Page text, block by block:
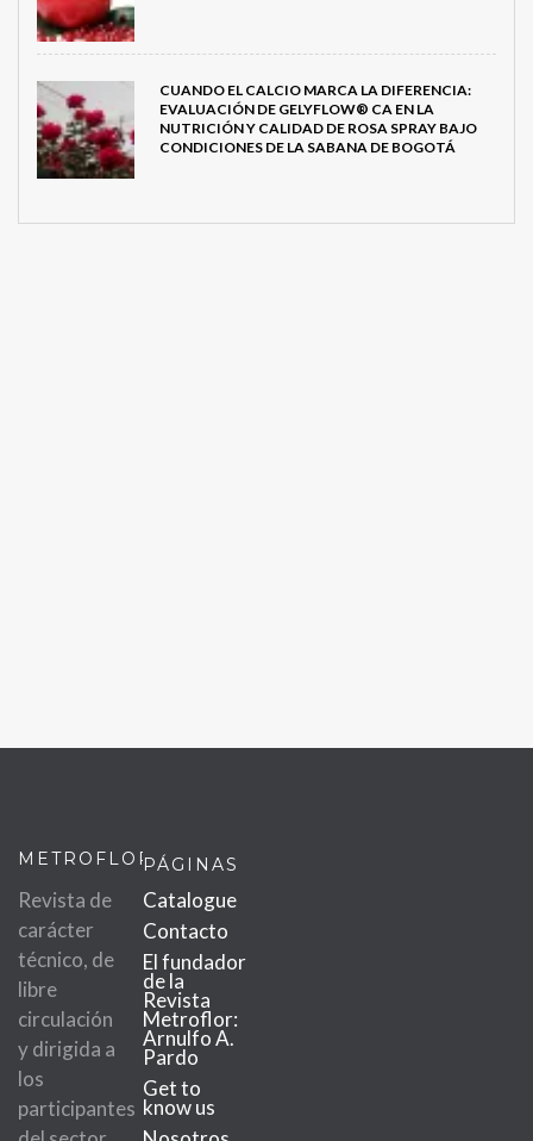
CUANDO EL CALCIO MARCA LA DIFERENCIA:
EVALUACIÓN DE GELYFLOW® CA EN LA
NUTRICIÓN Y CALIDAD DE ROSA SPRAY BAJO
CONDICIONES DE LA SABANA DE BOGOTÁ
METROFLOR
Revista de
carácter
técnico, de
libre
circulación
y dirigida a
los
participantes
PÁGINAS
Catalogue
Contacto
El fundador
de la
Revista
Metroflor:
Arnulfo A.
Pardo
Get to
know us